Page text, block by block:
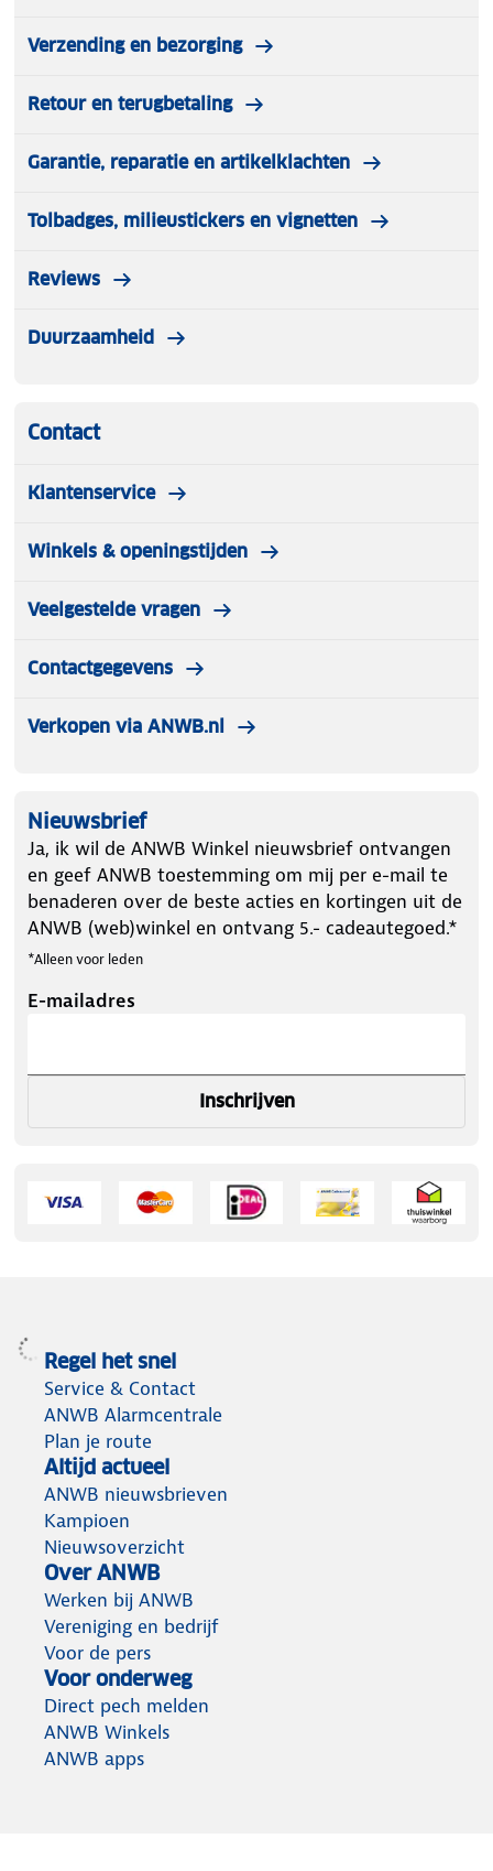
Verzending en bezorging
Retour en terugbetaling
Garantie, reparatie en artikelklachten
Tolbadges, milieustickers en vignetten
Reviews
Duurzaamheid
Contact
Klantenservice
Winkels & openingstijden
Veelgestelde vragen
Contactgegevens
Verkopen via ANWB.nl
Nieuwsbrief
Ja, ik wil de ANWB Winkel nieuwsbrief ontvangen
en geef ANWB toestemming om mij per e-mail te
benaderen over de beste acties en kortingen uit de
ANWB (web)winkel en ontvang 5.- cadeautegoed.*
*Alleen voor leden
E-mailadres
Inschrijven
Regel het snel
Service & Contact
ANWB Alarmcentrale
Plan je route
Altijd actueel
ANWB nieuwsbrieven
Kampioen
Nieuwsoverzicht
Over ANWB
Werken bij ANWB
Vereniging en bedrijf
Voor de pers
Voor onderweg
Direct pech melden
ANWB Winkels
ANWB apps